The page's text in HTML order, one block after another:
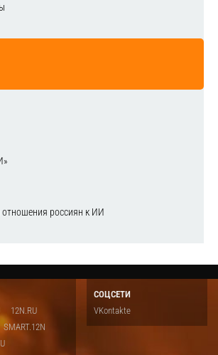
отношения россиян к ИИ
12N.RU
SMART.12N
СОЦСЕТИ
VKontakte